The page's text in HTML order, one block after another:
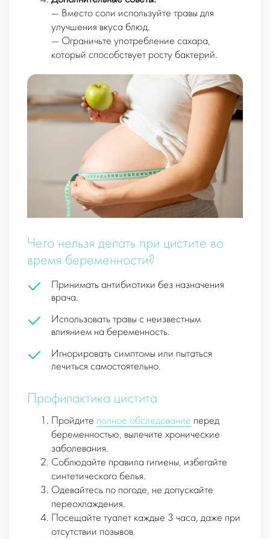
— Вместо соли используйте травы для
улучшения вкуса блюд.
— Ограничьте употребление сахара,
который способствует росту бактерий.
Чего нельзя делать при цистите во
время беременности?
Принимать антибиотики без назначения
врача.
Использовать травы с неизвестным
влиянием на беременность.
Игнорировать симптомы или пытаться
лечиться самостоятельно.
Профилактика цистита
Пройдите полное обследование перед
беременностью, вылечите хронические
заболевания.
Соблюдайте правила гигиены, избегайте
синтетического белья.
Одевайтесь по погоде, не допускайте
переохлаждения.
Посещайте туалет каждые 3 часа, даже при
отсутствии позывов.